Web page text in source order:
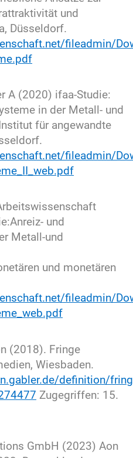
und
Düsseldorf.
fileadmin/
A (2020) ifaa-Studie:
in der Metall- und
für angewandte
fileadmin/
und
Metall-und
und monetären
fileadmin/
(2018). Fringe
Wiesbaden.
definition/
Zugegriffen: 15.
GmbH (2023) Aon